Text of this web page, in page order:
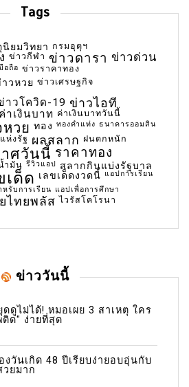
Tags
ยมวิทยา กรมอุตุฯ
ข่าวกีฬา ข่าวดารา ข่าวด่วน
อถือ ข่าวราคาทอง
วหวย ข่าวเศรษฐกิจ
าวโควิด-19 ข่าวไอที
ค่าเงินบาท ค่าเงินบาทวันนี้
วย ทอง ทองคำแท่ง ธนาคารออมสิน
ห่งรัฐ ผลสลาก ฝนตกหนัก
ศวันนี้ ราคาทอง
ำมัน รีวิวแอป สลากกินแบ่งรัฐบาล
เด็ด เลขเด็ดงวดนี้ แอปการเรียน
หรับการเรียน แอปเพื่อการศึกษา
ไทยพลัส ไวรัสโคโรนา
ข่าววันนี้
ดูไม่ได้! หมอเผย 3 สาเหตุ ใคร
ติด" ง่ายที่สุด
งวันเกิด 48 ปีเรียบง่ายอบอุ่นกับ
ยมาก